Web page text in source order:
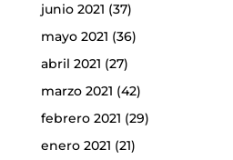
junio 2021 (37)
mayo 2021 (36)
abril 2021 (27)
marzo 2021 (42)
febrero 2021 (29)
enero 2021 (21)